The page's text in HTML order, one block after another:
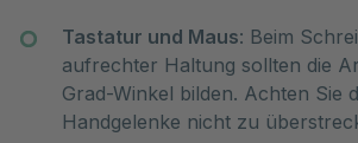
Tastatur und Maus: Beim
aufrechter Haltung sollten die
Grad-Winkel bilden. Achten Sie
Handgelenke nicht zu